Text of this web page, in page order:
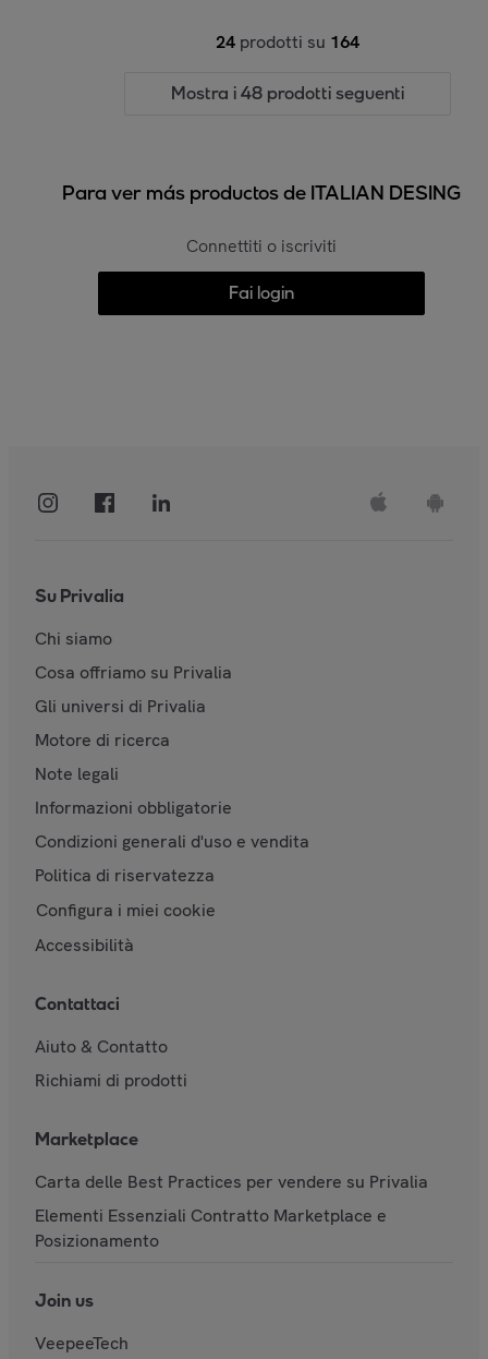
24 prodotti su 164
Mostra i 48 prodotti seguenti
Para ver más productos de ITALIAN DESING
Connettiti o iscriviti
Fai login
Su Privalia
Chi siamo
Cosa offriamo su Privalia
Gli universi di Privalia
Motore di ricerca
Note legali
Informazioni obbligatorie
Condizioni generali d'uso e vendita
Politica di riservatezza
Configura i miei cookie
Accessibilità
Contattaci
Aiuto & Contatto
Richiami di prodotti
Marketplace
Carta delle Best Practices per vendere su Privalia
Elementi Essenziali Contratto Marketplace e
Posizionamento
Join us
VeepeeTech